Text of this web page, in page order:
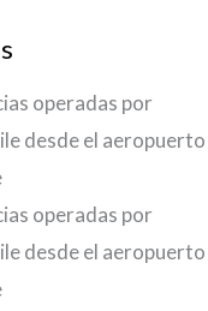
operadas por
desde el aeropuerto
operadas por
desde el aeropuerto